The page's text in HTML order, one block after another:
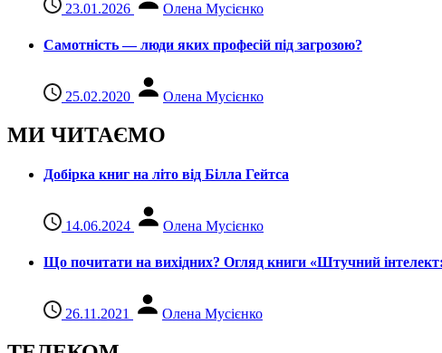
23.01.2026 Олена Мусієнко
Самотність — люди яких професій під загрозою?
25.02.2020 Олена Мусієнко
МИ ЧИТАЄМО
Добірка книг на літо від Білла Гейтса
14.06.2024 Олена Мусієнко
Що почитати на вихідних? Огляд книги «Штучний
26.11.2021 Олена Мусієнко